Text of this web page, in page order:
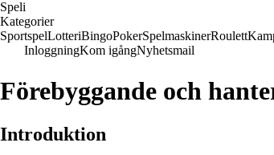
Speli
Kategorier
SportspelLotteriBingoPokerSpelmaskinerRoulett
InloggningKom igångNyhetsmail
Förebyggande och
Introduktion